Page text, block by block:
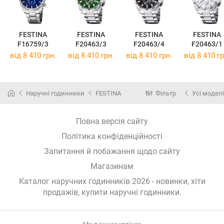
FESTINA
F16759/3
FESTINA
F20463/3
FESTINA
F20463/4
FESTINA
F20463/1
від 8 410 грн. від 8 410 грн. від 8 410 грн. від 8 410
Наручні годинники FESTINA Фільтр Усі моделі
Повна версія сайту
Політика конфіденційності
Запитання й побажання щодо сайту
Магазинам
Каталог наручних годинників 2026 - новинки, хіти
продажів, купити наручні годинники.